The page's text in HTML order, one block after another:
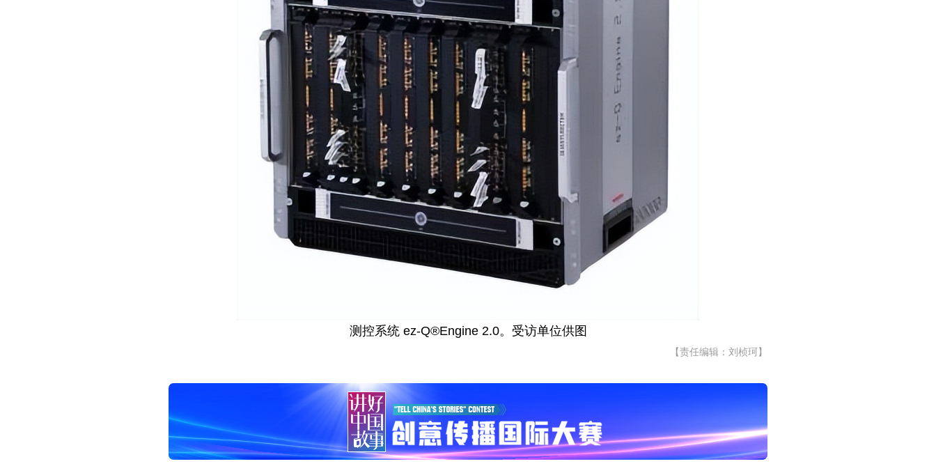
测控系统 ez-Q®Engine 2.0。受访单位供图
【责任编辑：刘桢珂】